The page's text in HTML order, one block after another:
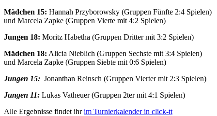
Mädchen 15: Hannah Przyborowsky (Gruppen Fünfte 2:4 Spielen)
und Marcela Zapke (Gruppen Vierte mit 4:2 Spielen)
Jungen 18: Moritz Habetha (Gruppen Dritter mit 3:2 Spielen)
Mädchen 18: Alicia Nieblich (Gruppen Sechste mit 3:4 Spielen)
und Marcela Zapke (Gruppen Siebte mit 0:6 Spielen)
Jungen 15: Jonanthan Reinsch (Gruppen Vierter mit 2:3 Spielen)
Jungen 11: Lukas Vatheuer (Gruppen 2ter mit 4:1 Spielen)
Alle Ergebnisse findet ihrim Turnierkalender in click-tt